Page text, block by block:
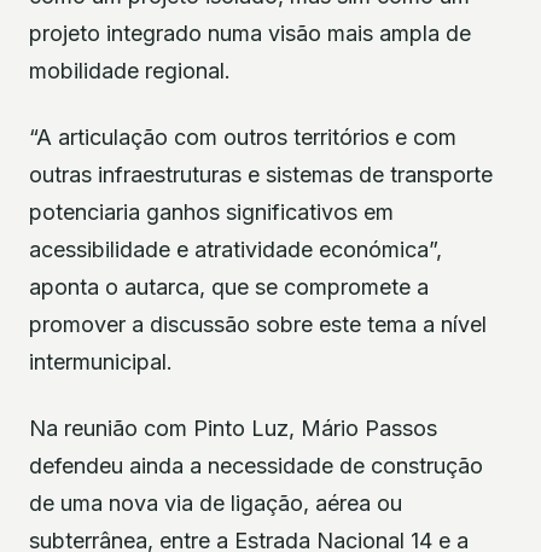
projeto integrado numa visão mais ampla de
mobilidade regional.
“A articulação com outros territórios e com
outras infraestruturas e sistemas de transporte
potenciaria ganhos significativos em
acessibilidade e atratividade económica”,
aponta o autarca, que se compromete a
promover a discussão sobre este tema a nível
intermunicipal.
Na reunião com Pinto Luz, Mário Passos
defendeu ainda a necessidade de construção
de uma nova via de ligação, aérea ou
subterrânea, entre a Estrada Nacional 14 e a